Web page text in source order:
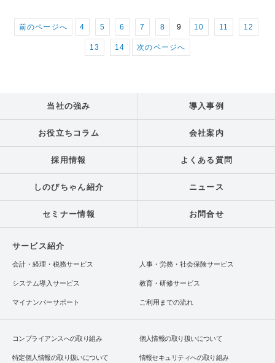
前のページへ 4 5 6 7 8 9 10 11 12
13 14 次のページへ
当社の強み 導入事例
お役立ちコラム 会社案内
採用情報 よくある質問
しのびちゃん紹介 ニュース
セミナー情報 お問合せ
サービス紹介
会計・経理・税務サービス 人事・労務・社会保険サービス
システム導入サービス 教育・研修サービス
マイナンバーサポート ご利用までの流れ
コンプライアンスへの取り組み 個人情報の取り扱いについて
特定個人情報の取り扱いについて 情報セキュリティへの取り組み